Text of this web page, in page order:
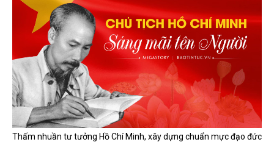
Thấm nhuần tư tưởng Hồ Chí Minh, xây dựng chuẩn mực đạo đức